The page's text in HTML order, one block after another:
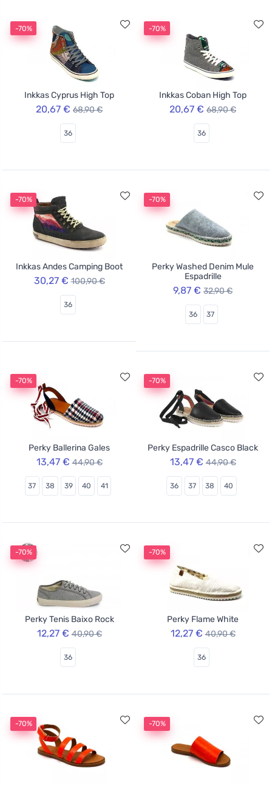
-70%
Inkkas Cyprus High Top
20,67 € 68,90 €
36
-70%
Inkkas Coban High Top
20,67 € 68,90 €
36
-70%
Inkkas Andes Camping Boot
30,27 € 100,90 €
36
-70%
Perky Washed Denim Mule
Espadrille
9,87 € 32,90 €
36 37
-70%
Perky Ballerina Gales
13,47 € 44,90 €
37 38 39 40 41
-70%
Perky Espadrille Casco Black
13,47 € 44,90 €
36 37 38 40
-70%
Perky Tenis Baixo Rock
12,27 € 40,90 €
36
-70%
Perky Flame White
12,27 € 40,90 €
36
-70% -70%